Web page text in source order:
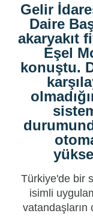
Gelir
Daire
akaryakıt
Eşel
konuştu.
Türkiye'de bir
isimli
vatandaşların